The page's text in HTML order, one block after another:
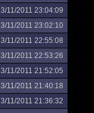
11/2011 23:04:09
11/2011 23:02:10
11/2011 22:55:08
11/2011 22:53:26
11/2011 21:52:05
11/2011 21:40:18
11/2011 21:36:32